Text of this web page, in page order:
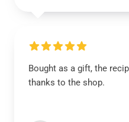
Bought as a gift, the
thanks to the shop.